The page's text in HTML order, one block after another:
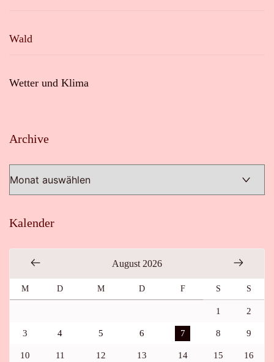
Wald
Wetter und Klima
Archive
Kalender
August 2026
M D M D F S S
1 2
3 4 5 6 7 8 9
10 11 12 13 14 15 16